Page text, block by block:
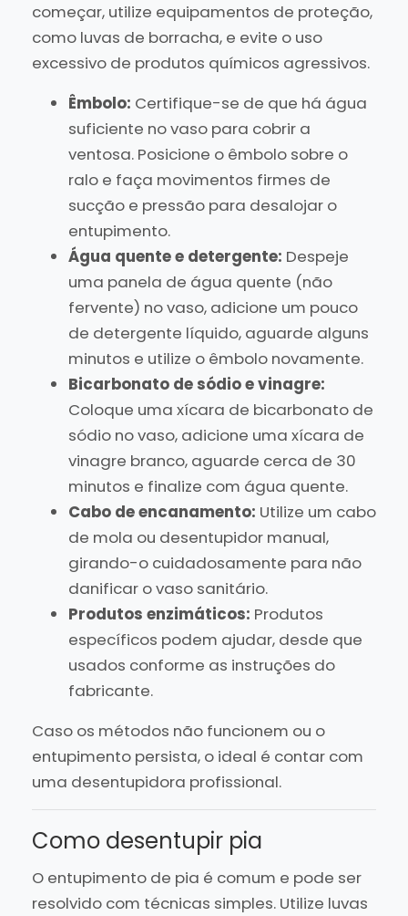
começar, utilize equipamentos de proteção,
como luvas de borracha, e evite o uso
excessivo de produtos químicos agressivos.
Êmbolo: Certifique-se de que há água
suficiente no vaso para cobrir a
ventosa. Posicione o êmbolo sobre o
ralo e faça movimentos firmes de
sucção e pressão para desalojar o
entupimento.
Água quente e detergente: Despeje
uma panela de água quente (não
fervente) no vaso, adicione um pouco
de detergente líquido, aguarde alguns
minutos e utilize o êmbolo novamente.
Bicarbonato de sódio e vinagre:
Coloque uma xícara de bicarbonato de
sódio no vaso, adicione uma xícara de
vinagre branco, aguarde cerca de 30
minutos e finalize com água quente.
Cabo de encanamento: Utilize um cabo
de mola ou desentupidor manual,
girando-o cuidadosamente para não
danificar o vaso sanitário.
Produtos enzimáticos: Produtos
específicos podem ajudar, desde que
usados conforme as instruções do
fabricante.
Caso os métodos não funcionem ou o
entupimento persista, o ideal é contar com
uma desentupidora profissional.
Como desentupir pia
O entupimento de pia é comum e pode ser
resolvido com técnicas simples. Utilize luvas